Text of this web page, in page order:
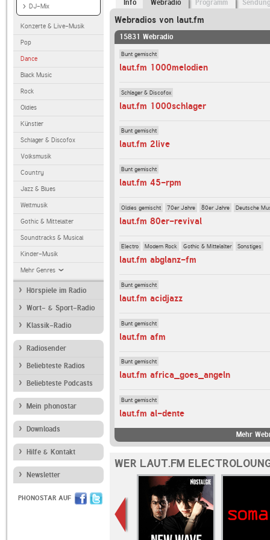
DJ-Mix
Konzerte & Live-Musik
Pop
Dance
Black Music
Rock
Oldies
Künstler
Schlager & Discofox
Volksmusik
Country
Jazz & Blues
Weltmusik
Gothic & Mittelalter
Soundtracks & Musical
Kinder-Musik
Mehr Genres
Hörspiele im Radio
Wort- & Sport-Radio
Klassik-Radio
Radiosender
Beliebteste Radios
Beliebteste Podcasts
Mein phonostar
Downloads
Hilfe & Kontakt
Newsletter
PHONOSTAR AUF
Info Webradio Programm
Webradios von laut.fm
15831 Webradio
Bunt gemischt
laut.fm 1000melodien
Schlager & Discofox
laut.fm 1000schlager
Bunt gemischt
laut.fm 2live
Bunt gemischt
laut.fm 45-rpm
Oldies gemischt 70er Jahre 80er Jahre Deutsche
laut.fm 80er-revival
Electro Modern Rock Gothic & Mittelalter Sonstiges
laut.fm abglanz-fm
Bunt gemischt
laut.fm acidjazz
Bunt gemischt
laut.fm afm
Bunt gemischt
laut.fm africa_goes_angeln
Bunt gemischt
laut.fm al-dente
Mehr
WER LAUT.FM